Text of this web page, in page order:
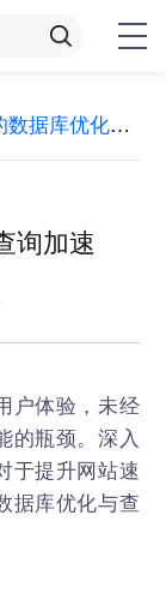
优化与查询加速
询加速
户体验，未经
的瓶颈。深入
于提升网站速
据库优化与查